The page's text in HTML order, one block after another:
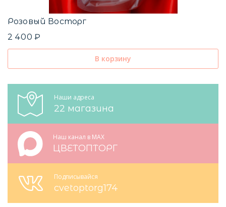
Розовый Восторг
2 400 ₽
В корзину
Наши адреса
22 магазина
Наш канал в MAX
ЦВЕТОПТОРГ
Подписывайся
cvetoptorg174